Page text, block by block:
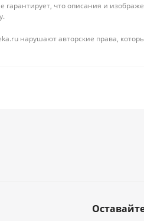
гарантирует, что описания и
нарушают авторские права,